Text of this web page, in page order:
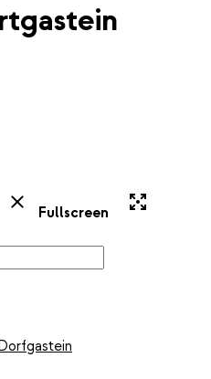
Webcam
Sluiten
Fullscreen